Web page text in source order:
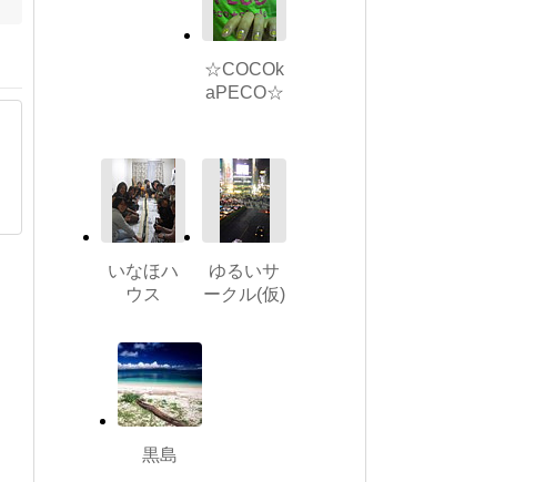
☆COCOk
aPECO☆
いなほハ
ウス
ゆるいサ
ークル(仮)
黒島